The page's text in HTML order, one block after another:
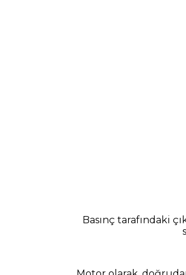
Basınç tarafındaki